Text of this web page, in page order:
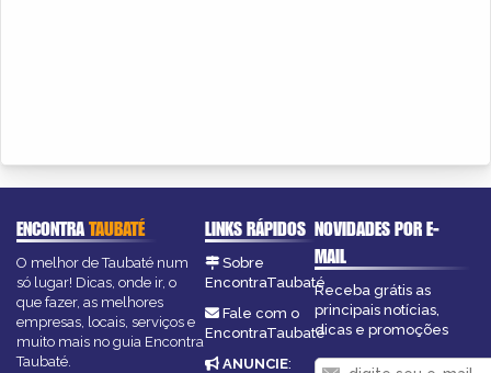
ENCONTRATAUBATÉ
O melhor de Taubaté num
só lugar! Dicas, onde ir, o
que fazer, as melhores
empresas, locais, serviços e
muito mais no guia Encontra
Taubaté.
LINKS RÁPIDOS
Sobre
EncontraTaubaté
Fale com o
EncontraTaubaté
ANUNCIE:
NOVIDADES POR E-
MAIL
Receba grátis as
principais notícias,
dicas e promoções